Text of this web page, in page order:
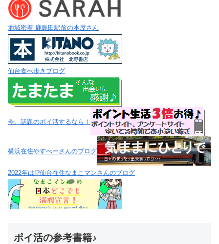
地域密着 鹿島田駅前の本屋さん
仙台食べ歩きブログ
今、話題のポイ活するなら！
横浜在住やすべーさんのブログ
2022年は!?仙台在住なまこマンさんのブログ
ポイ活の参考書籍♪